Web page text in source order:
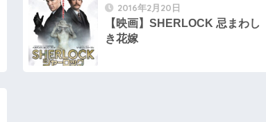
2016年2月20日
【映画】SHERLOCK 忌まわし
き花嫁